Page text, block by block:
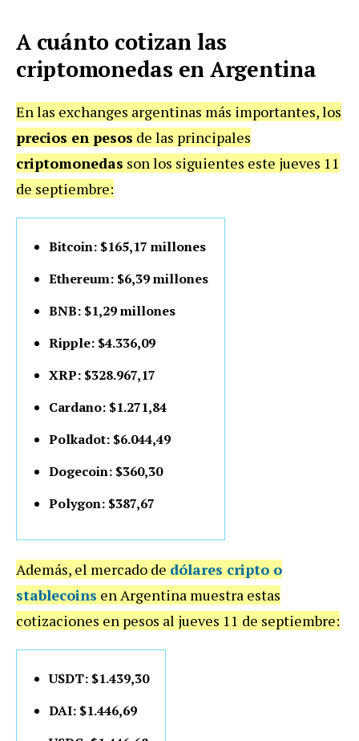
A cuánto cotizan las
criptomonedas en Argentina
En las exchanges argentinas más importantes, los
precios en pesos de las principales
criptomonedas son los siguientes este jueves 11
de septiembre:
Bitcoin: $165,17 millones
Ethereum: $6,39 millones
BNB: $1,29 millones
Ripple: $4.336,09
XRP: $328.967,17
Cardano: $1.271,84
Polkadot: $6.044,49
Dogecoin: $360,30
Polygon: $387,67
Además, el mercado de dólares cripto o
stablecoins en Argentina muestra estas
cotizaciones en pesos al jueves 11 de septiembre:
USDT: $1.439,30
DAI: $1.446,69